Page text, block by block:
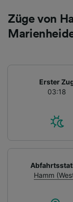
Züge von
Erster
03:18
Hamm